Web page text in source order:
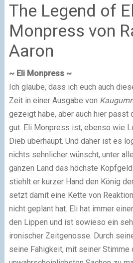
The Legend of
Monpress von
Aaron
~ Eli Monpress ~
Ich glaube, dass ich euch auch
Zeit in einer Ausgabe von
gezeigt habe, aber auch hier passt
gut. Eli Monpress ist, ebenso wie
Dieb überhaupt. Und daher ist es
nichts sehnlicher wünscht, unter
ganzen Land das höchste
stiehlt er kurzer Hand den König
setzt damit eine Kette von
nicht geplant hat. Eli hat immer
den Lippen und ist sowieso ein
ironischer Zeitgenosse. Durch
seine Fähigkeit, mit seiner Stimme